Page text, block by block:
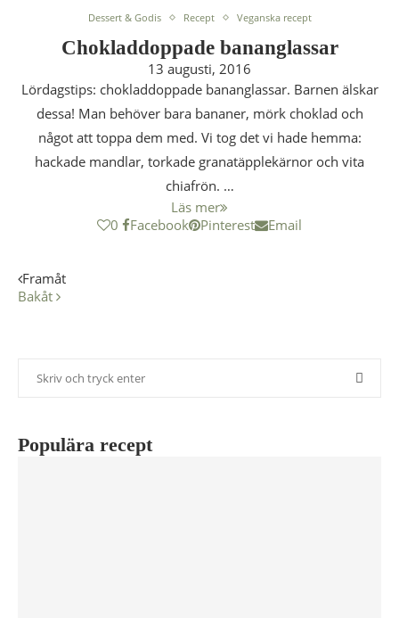
Dessert & Godis Recept Veganska recept
Chokladdoppade bananglassar
13 augusti, 2016
Lördagstips: chokladdoppade bananglassar. Barnen älskar
dessa! Man behöver bara bananer, mörk choklad och
något att toppa dem med. Vi tog det vi hade hemma:
hackade mandlar, torkade granatäpplekärnor och vita
chiafrön. …
Läs mer
0
Facebook Pinterest Email
Framåt
Bakåt
Populära recept